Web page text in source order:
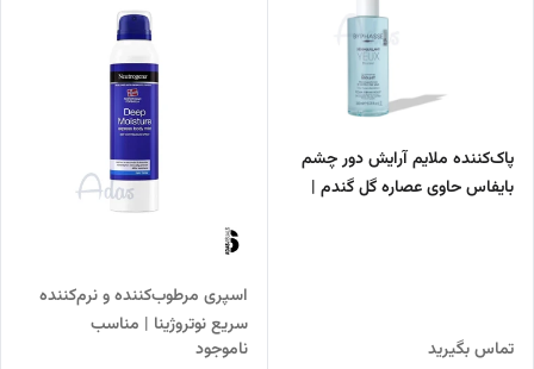
پاک‌کننده ملایم آرایش دور چشم
بایفاس حاوی عصاره گل گندم |
تماس بگیرید
اسپری مرطوب‌کننده و نرم‌کننده
سریع نوتروژینا | مناسب
پوست‌های خشک
ناموجود